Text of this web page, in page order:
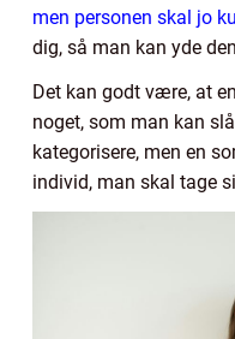
men personen skal jo
dig, så man kan yde
Det kan godt være, at
noget, som man kan
kategorisere, men en
individ, man skal tage